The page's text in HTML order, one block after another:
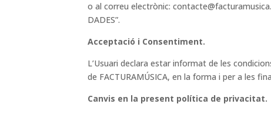
o al correu electrònic:
DADES”.
Acceptació i Consentiment.
L’Usuari declara estar informat de les
de FACTURAMÚSICA, en la forma i per a les
Canvis en la present política de privacitat.